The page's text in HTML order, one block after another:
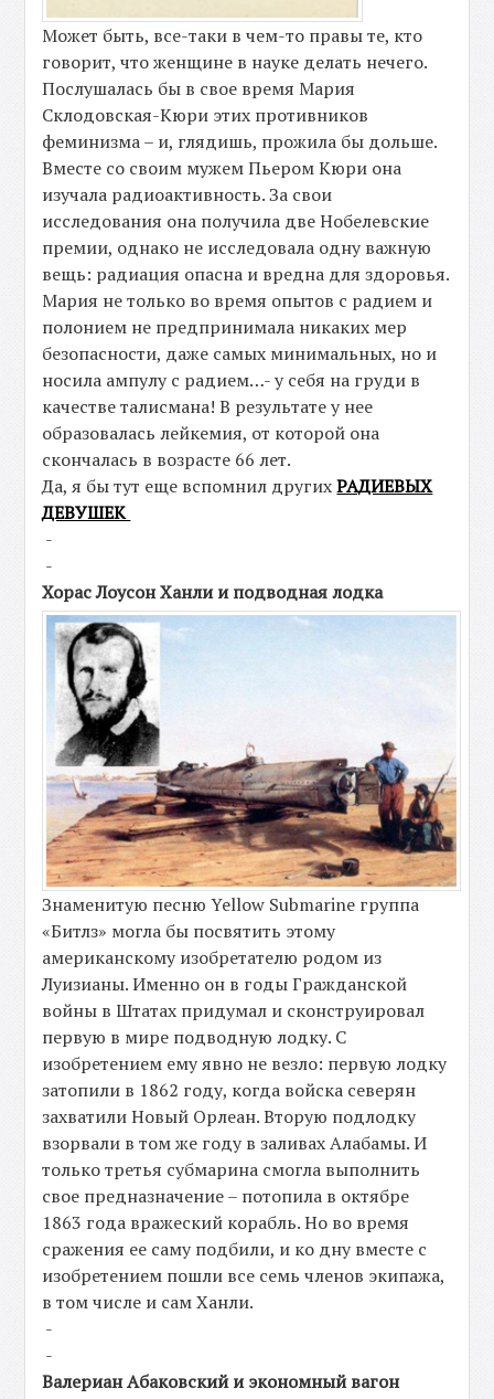
Может быть, все-таки в чем-то правы те, кто
говорит, что женщине в науке делать нечего.
Послушалась бы в свое время Мария
Склодовская-Кюри этих противников
феминизма – и, глядишь, прожила бы дольше.
Вместе со своим мужем Пьeром Кюри она
изучала радиоактивность. За свои
исследования она получила две Нобелевские
премии, однако не исследовала одну важную
вещь: радиация опасна и вредна для здоровья.
Мария не только во время опытов с радием и
полонием не предпринимала никаких мер
безопасности, даже самых минимальных, но и
носила ампулу с радием…- у себя на груди в
качестве талисмана! В результате у нее
образовалась лейкемия, от которой она
скончалась в возрасте 66 лет.
Да, я бы тут еще вспомнил другихРАДИЕВЫХ
ДЕВУШЕК
-
-
Хорас Лоусон Ханли и подводная лодка
Знаменитую песню Yellow Submarine группа
«Битлз» могла бы посвятить этому
американскому изобретателю родом из
Луизианы. Именно он в годы Гражданской
войны в Штатах придумал и сконструировал
первую в мире подводную лодку. С
изобретением ему явно не везло: первую лодку
затопили в 1862 году, когда войска северян
захватили Новый Орлеан. Вторую подлодку
взорвали в том же году в заливах Алабамы. И
только третья субмарина смогла выполнить
свое предназначение – потопила в октябре
1863 года вражеский корабль. Но во время
сражения ее саму подбили, и ко дну вместе с
изобретением пошли все семь членов экипажа,
в том числе и сам Ханли.
-
-
Валериан Абаковский и экономный вагон